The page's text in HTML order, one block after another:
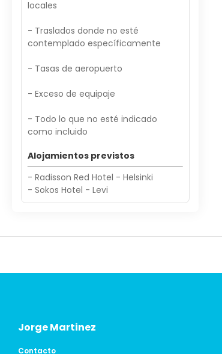
locales
- Traslados donde no esté
contemplado específicamente
- Tasas de aeropuerto
- Exceso de equipaje
- Todo lo que no esté indicado
como incluido
Alojamientos previstos
- Radisson Red Hotel - Helsinki
- Sokos Hotel - Levi
Jorge Martinez
Contacto